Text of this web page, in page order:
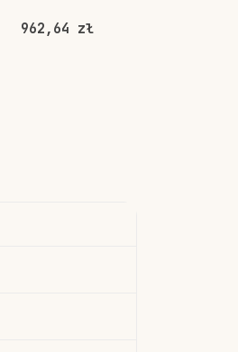
962,64 zł